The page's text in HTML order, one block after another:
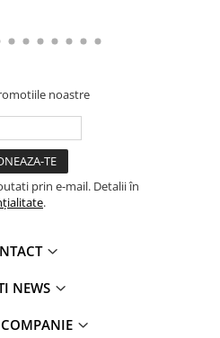
noastre
prin e-mail. Detalii în
.
NEWS
COMPANIE